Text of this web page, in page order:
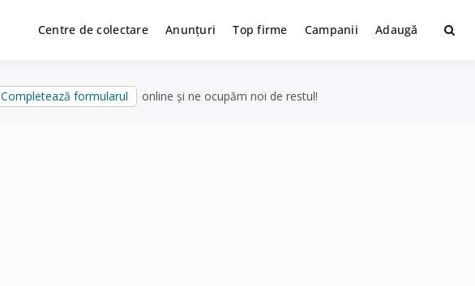
Centre de colectare Anunțuri Top firme Campanii Adaugă
Completează formularul online și ne ocupăm noi de restul!